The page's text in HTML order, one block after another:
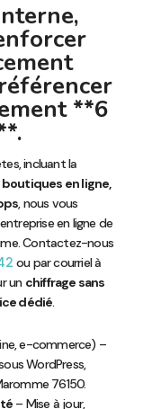
**6
incluant la
en ligne,
, nous vous
en ligne de
Contactez-nous
ou par courriel à
un chiffrage sans
dédié.
e-commerce) –
WordPress,
76150.
– Mise à jour,